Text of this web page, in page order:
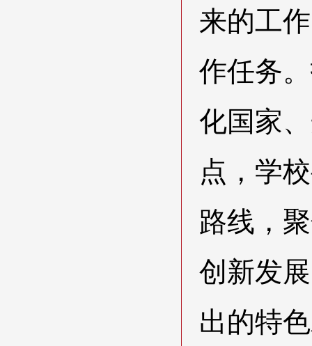
来的工
作任务
化国家
点，学
路线，
创新发
出的特